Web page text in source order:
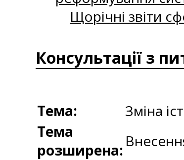
Щорічні звіти
Консультації з
Тема:
Зміна
Тема
розширена: